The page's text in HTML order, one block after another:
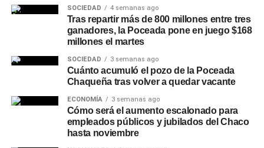
determinados cultivos, pero los excesos hídricos pueden
dificultar las labores rurales y generar problemas
sanitarios en la producción.
Chaco refuerza la limpieza de
desagües y canales
Ante las perspectivas climáticas, en Chaco se realizan
operativos preventivos de limpieza y mantenimiento de
SOCIEDAD 4 semanas ago
Tras repartir más de 800 millones entre tres
ganadores, la Poceada pone en juego $168
millones el martes
SOCIEDAD 3 semanas ago
Cuánto acumuló el pozo de la Poceada
Chaqueña tras volver a quedar vacante
ECONOMÍA 3 semanas ago
Cómo será el aumento escalonado para
empleados públicos y jubilados del Chaco
hasta noviembre